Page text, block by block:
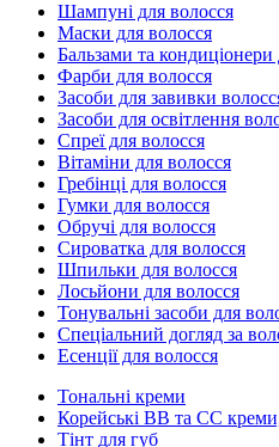
Шампуні для волосся
Маски для волосся
Бальзами та кондиціонери
Фарби для волосся
Засоби для завивки
Засоби для освітлення
Спреї для волосся
Вітаміни для волосся
Гребінці для волосся
Гумки для волосся
Обручі для волосся
Сироватка для волосся
Шпильки для волосся
Лосьйони для волосся
Тонувальні засоби для
Спеціальний догляд за
Есенції для волосся
Тональні креми
Корейські ВВ та СС
Тінт для губ